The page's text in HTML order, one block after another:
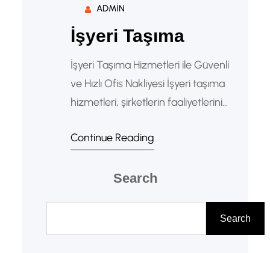
ADMIN
İşyeri Taşıma
İşyeri Taşıma Hizmetleri ile Güvenli
ve Hızlı Ofis Nakliyesi İşyeri taşıma
hizmetleri, şirketlerin faaliyetlerini
şekilde taşınmalarını sağlayan
Ofisler, mağazalar, depolar,
planlı taşımacılık büyük önem taşır.
Profesyonel işyeri taşıma firmaları,
Continue Reading
Search
Search